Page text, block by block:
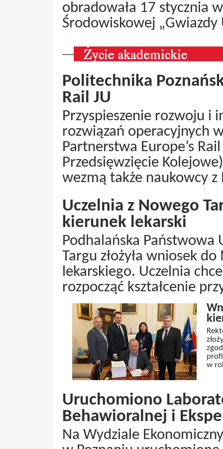
obradowała 17 stycznia
Środowiskowej
Politechnika
Rail JU
Przyspieszenie rozwoju i
rozwiązań operacyjnych
Partnerstwa Europe’s
Przedsięwzięcie
wezmą także naukowcy
Uczelnia z Nowego
kierunek lekarski
Podhalańska
Targu złożyła wniosek
lekarskiego. Uczelnia
rozpocząć kształcenie
w
Uruchomiono
Behawioralnej i
Na Wydziale